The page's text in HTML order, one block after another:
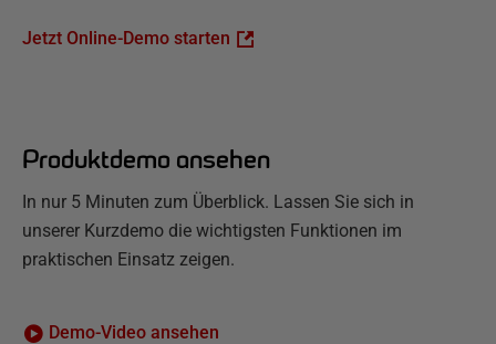
Jetzt Online-Demo starten
Produktdemo ansehen
In nur 5 Minuten zum Überblick. Lassen Sie sich in
unserer Kurzdemo die wichtigsten Funktionen im
praktischen Einsatz zeigen.
Demo-Video ansehen